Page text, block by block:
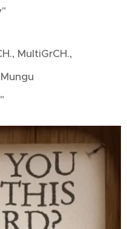
MultiGrCH.,